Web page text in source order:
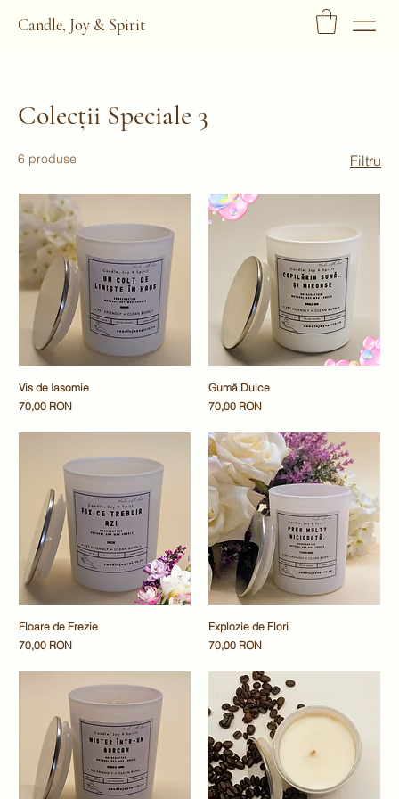
Candle, Joy & Spirit
Colecții Speciale 3
6 produse Filtru
Vis de Iasomie
Preț
70,00 RON
Gumă Dulce
Preț
70,00 RON
Floare de Frezie
Preț
70,00 RON
Explozie de Flori
Preț
70,00 RON